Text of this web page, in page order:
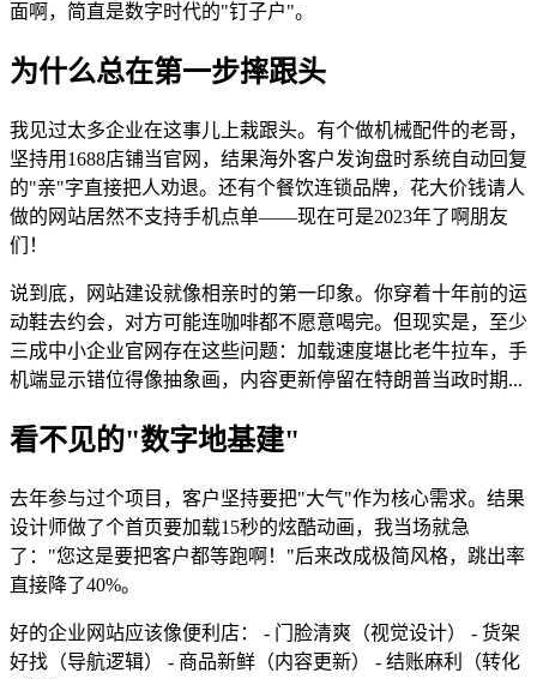
面啊，简直是数字时代的"钉子户"。
为什么总在第一步摔跟头
我见过太多企业在这事儿上栽跟头。有个做机械配件的老哥，
坚持用1688店铺当官网，结果海外客户发询盘时系统自动回复
的"亲"字直接把人劝退。还有个餐饮连锁品牌，花大价钱请人
做的网站居然不支持手机点单——现在可是2023年了啊朋友
们！
说到底，网站建设就像相亲时的第一印象。你穿着十年前的运
动鞋去约会，对方可能连咖啡都不愿意喝完。但现实是，至少
三成中小企业官网存在这些问题：加载速度堪比老牛拉车，手
机端显示错位得像抽象画，内容更新停留在特朗普当政时期...
看不见的"数字地基建"
去年参与过个项目，客户坚持要把"大气"作为核心需求。结果
设计师做了个首页要加载15秒的炫酷动画，我当场就急
了："您这是要把客户都等跑啊！"后来改成极简风格，跳出率
直接降了40%。
好的企业网站应该像便利店： - 门脸清爽（视觉设计） - 货架
好找（导航逻辑） - 商品新鲜（内容更新） - 结账麻利（转化